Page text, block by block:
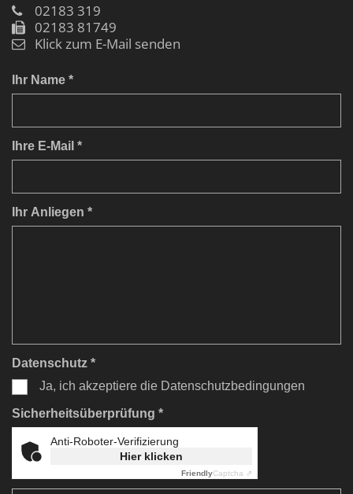
02183 319
02183 81749
Klick zum E-Mail senden
Ihr Name *
Ihre E-Mail *
Ihr Anliegen *
Datenschutz *
Ja, ich akzeptiere die Datenschutzbedingungen
Sicherheitsüberprüfung *
Anti-Roboter-Verifizierung
Hier klicken
FriendlyCaptcha ⇗